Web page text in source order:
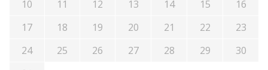
10
11 12 13 14 15
16
17
18 19 20 21 22
23
24
25 26 27 28 29
30